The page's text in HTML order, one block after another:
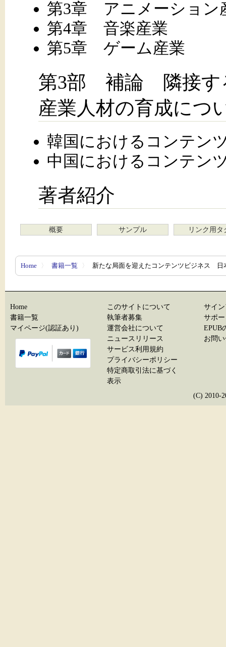
第3章 アニメーション
第4章 音楽産業
第5章 ゲーム産業
第3部 補論 隣接す
産業人材の育成につ
韓国におけるコンテン
中国におけるコンテン
著者紹介
概要 サンプル リンク用タ
Home 〉 書籍一覧 〉 新たな局面を迎えたコンテンツビジネス 日
Home
書籍一覧
マイページ(認証あり)
このサイトについて
執筆者募集
運営会社について
ニュースリリース
サービス利用規約
プライバシーポリシー
特定商取引法に基づく
表示
サイ
サポ
EPUB
お問
(C) 2010-